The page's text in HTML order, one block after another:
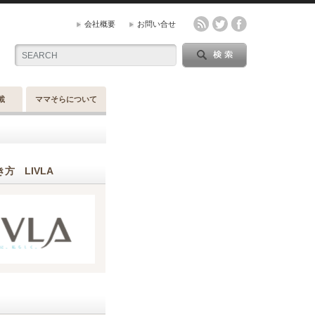
会社概要 お問い合せ
ママそらについて
方 LIVLA